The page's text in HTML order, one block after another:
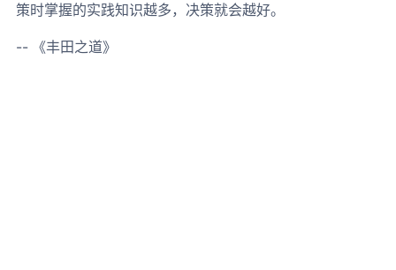
策时掌握的实践知识越多，决策就会越好。
-- 《丰田之道》